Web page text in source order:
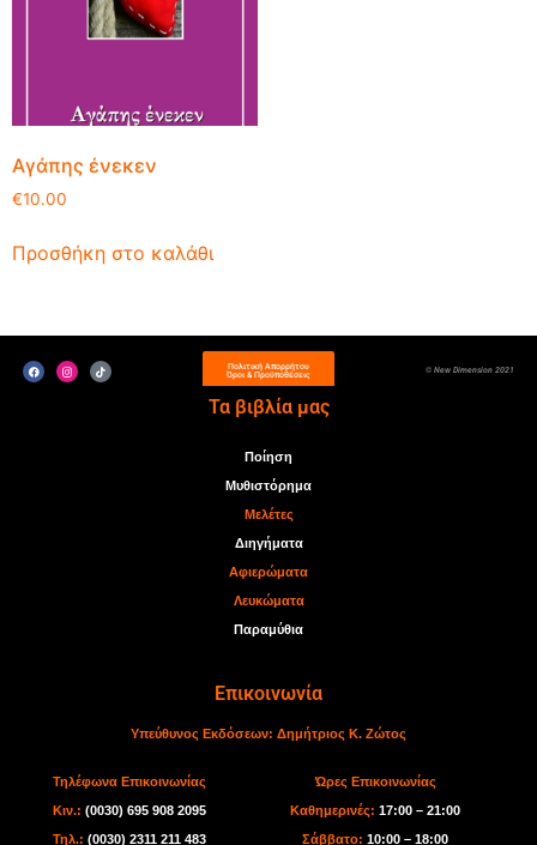
Αγάπης ένεκεν
€10.00
Προσθήκη στο καλάθι
Πολιτική Απορρήτου
Όροι & Προϋποθέσεις
© New Dimension 2021
Τα βιβλία μας
Ποίηση
Μυθιστόρημα
Μελέτες
Διηγήματα
Αφιερώματα
Λευκώματα
Παραμύθια
Επικοινωνία
Υπεύθυνος Εκδόσεων: Δημήτριος Κ. Ζώτος
Τηλέφωνα Επικοινωνίας
Κιν.: (0030) 695 908 2095
Τηλ.: (0030) 2311 211 483
Ώρες Επικοινωνίας
Καθημερινές:17:00 – 21:00
Σάββατο: 10:00 – 18:00